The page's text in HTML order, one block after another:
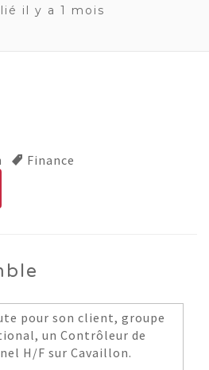
il y a 1 mois
Finance
pour son client, groupe
un Contrôleur de
H/F sur Cavaillon.